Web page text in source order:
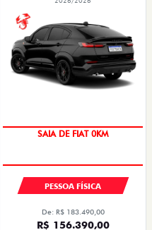
SAIA DE FIAT 0KM
PESSOA FÍSICA
De: R$ 183.490,00
R$ 156.390,00